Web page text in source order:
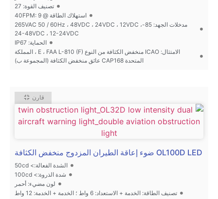
تصنيف القوة: 27
استهلاك الطاقة @ 40FPM: 9
مدخلات الجهد: 85-265VAC 50 / 60Hz ، 48VDC ، 24VDC ، 12VDC ،
24-48VDC ، 12-24VDC
الحماية: IP67
الامتثال: ICAO منخفض الكثافة من النوع E ، FAA L-810 (F) ، المملكة
المتحدة CAP168 عائق منخفض الكثافة (المجموعة ب)
قارن
OL100D LED ضوء إعاقة الطيران المزدوج منخفض الكثافة
الشدة الفعالة:> 50cd
شدة الذروة:> 100cd
لون مضيء: أحمر
تصنيف الطاقة: الخدمة + الاستعداد: 6 واط ؛ الخدمة + الخدمة: 12 واط